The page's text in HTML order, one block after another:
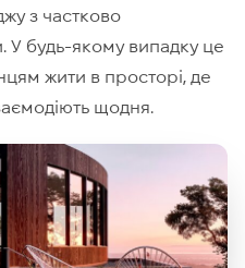
з частково
будь-якому випадку це
жити в просторі, де
щодня.